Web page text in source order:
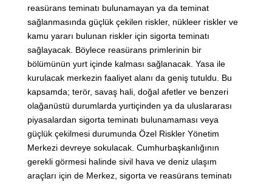
reasürans teminatı bulunamayan ya da teminat
sağlanmasında güçlük çekilen riskler, nükleer riskler ve
kamu yararı bulunan riskler için sigorta teminatı
sağlayacak. Böylece reasürans primlerinin bir
bölümünün yurt içinde kalması sağlanacak. Yasa ile
kurulacak merkezin faaliyet alanı da geniş tutuldu. Bu
kapsamda; terör, savaş hali, doğal afetler ve benzeri
olağanüstü durumlarda yurtiçinden ya da uluslararası
piyasalardan sigorta teminatı bulunamaması veya
güçlük çekilmesi durumunda Özel Riskler Yönetim
Merkezi devreye sokulacak. Cumhurbaşkanlığının
gerekli görmesi halinde sivil hava ve deniz ulaşım
araçları için de Merkez, sigorta ve reasürans teminatı